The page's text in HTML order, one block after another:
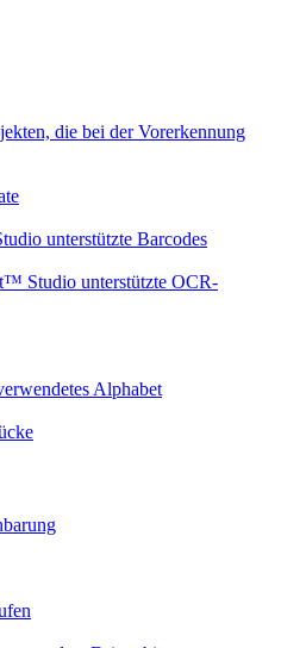
die bei der Vorerkennung
unterstützte Barcodes
Studio unterstützte OCR-
Alphabet